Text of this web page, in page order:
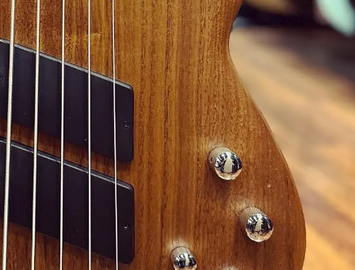
Yamaha
Serie BB
Serie TRB
Serie TRBX
Signature